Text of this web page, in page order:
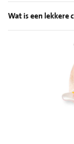
Wat is een lekkere